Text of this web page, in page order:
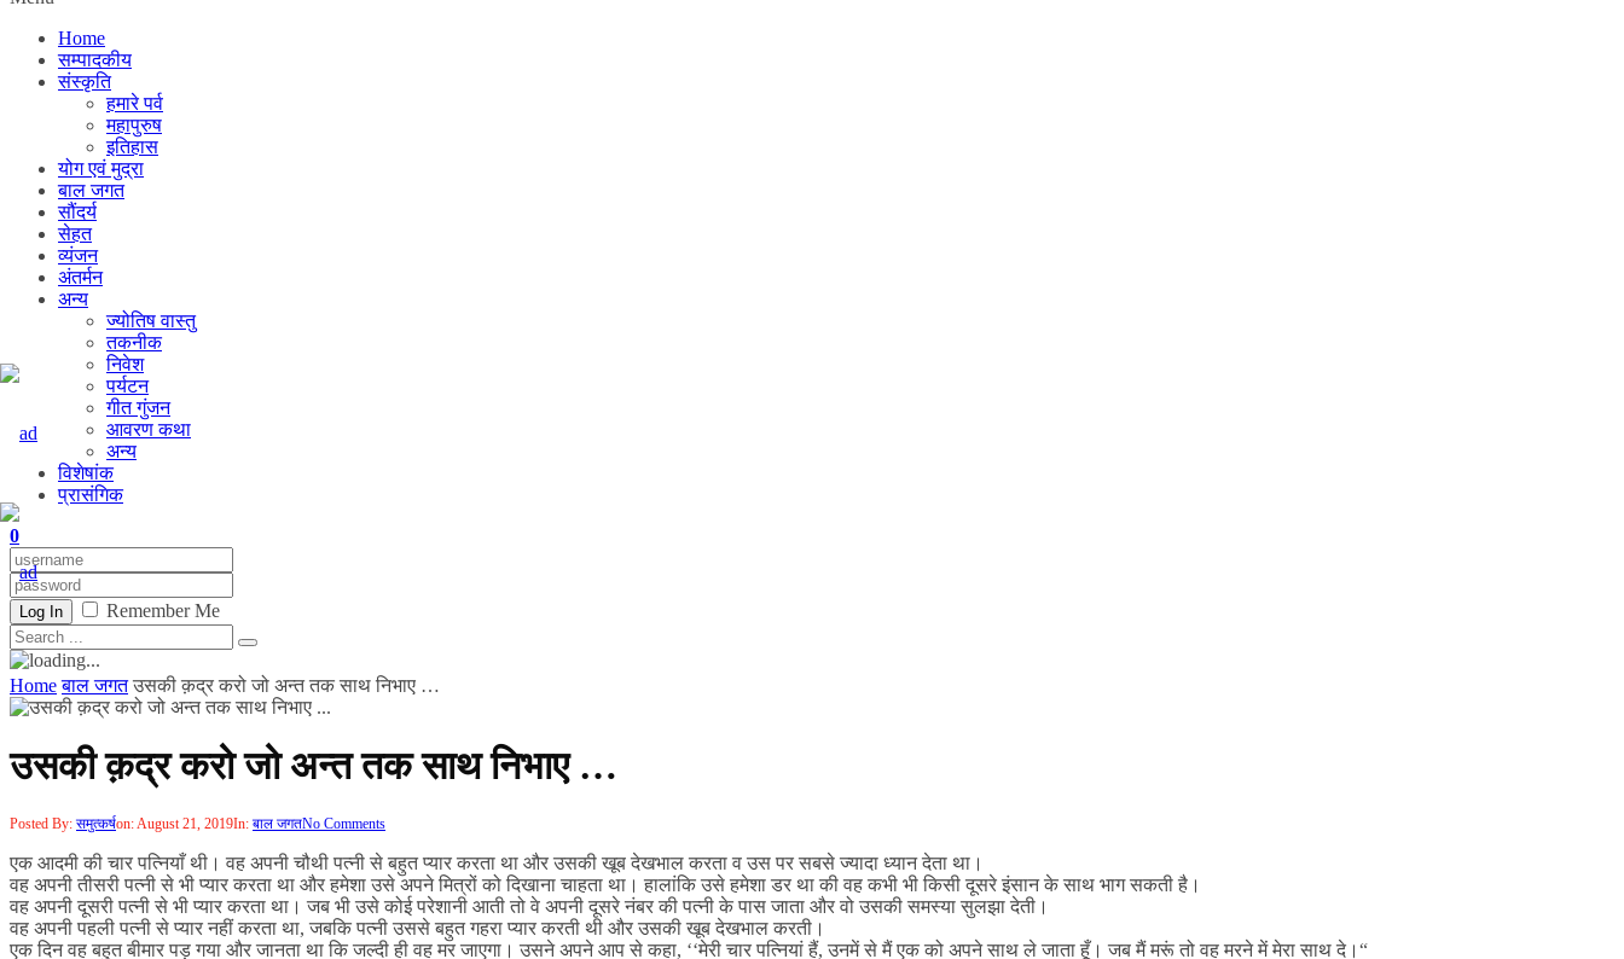
Home
सम्पादकीय
संस्कृति
हमारे पर्व
महापुरुष
इतिहास
योग एवं मुद्रा
बाल जगत
सौंदर्य
सेहत
व्यंजन
अंतर्मन
अन्य
ज्योतिष वास्तु
तकनीक
निवेश
पर्यटन
गीत गुंजन
आवरण कथा
अन्य
विशेषांक
प्रासंगिक
0
Log In Remember Me
Home बाल जगत उसकी क़द्र करो जो अन्त तक साथ निभाए …
उसकी क़द्र करो जो अन्त तक साथ निभाए …
Posted By: समुत्कर्षon:August 21, 2019In: बाल जगतNo Comments
एक आदमी की चार पत्नियाँ थी। वह अपनी चौथी पत्नी से बहुत प्यार करता था और उसकी खूब देखभाल करता व उस पर सबसे ज्यादा ध्यान देता था।
वह अपनी तीसरी पत्नी से भी प्यार करता था और हमेशा उसे अपने मित्रों को दिखाना चाहता था। हालांकि उसे हमेशा डर था की वह कभी भी किसी दूसरे इंसान के साथ भाग सकती है।
वह अपनी दूसरी पत्नी से भी प्यार करता था। जब भी उसे कोई परेशानी आती तो वे अपनी दूसरे नंबर की पत्नी के पास जाता और वो उसकी समस्या सुलझा देती।
वह अपनी पहली पत्नी से प्यार नहीं करता था, जबकि पत्नी उससे बहुत गहरा प्यार करती थी और उसकी खूब देखभाल करती।
एक दिन वह बहुत बीमार पड़ गया और जानता था कि जल्दी ही वह मर जाएगा। उसने अपने आप से कहा, ‘‘मेरी चार पत्नियां हैं, उनमें से मैं एक को अपने साथ ले जाता हूँ। जब मैं मरूं तो वह मरने में मेरा साथ दे।“